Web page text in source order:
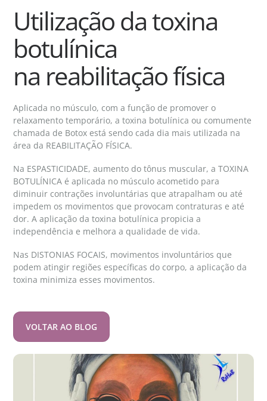
Utilização da toxina
botulínica
na reabilitação física
Aplicada no músculo, com a função de promover o
relaxamento temporário, a toxina botulínica ou comumente
chamada de Botox está sendo cada dia mais utilizada na
área da REABILITAÇÃO FÍSICA.
Na ESPASTICIDADE, aumento do tônus muscular, a TOXINA
BOTULÍNICA é aplicada no músculo acometido para
diminuir contrações involuntárias que atrapalham ou até
impedem os movimentos que provocam contraturas e até
dor. A aplicação da toxina botulínica propicia a
independência e melhora a qualidade de vida.
Nas DISTONIAS FOCAIS, movimentos involuntários que
podem atingir regiões específicas do corpo, a aplicação da
toxina minimiza esses movimentos.
VOLTAR AO BLOG